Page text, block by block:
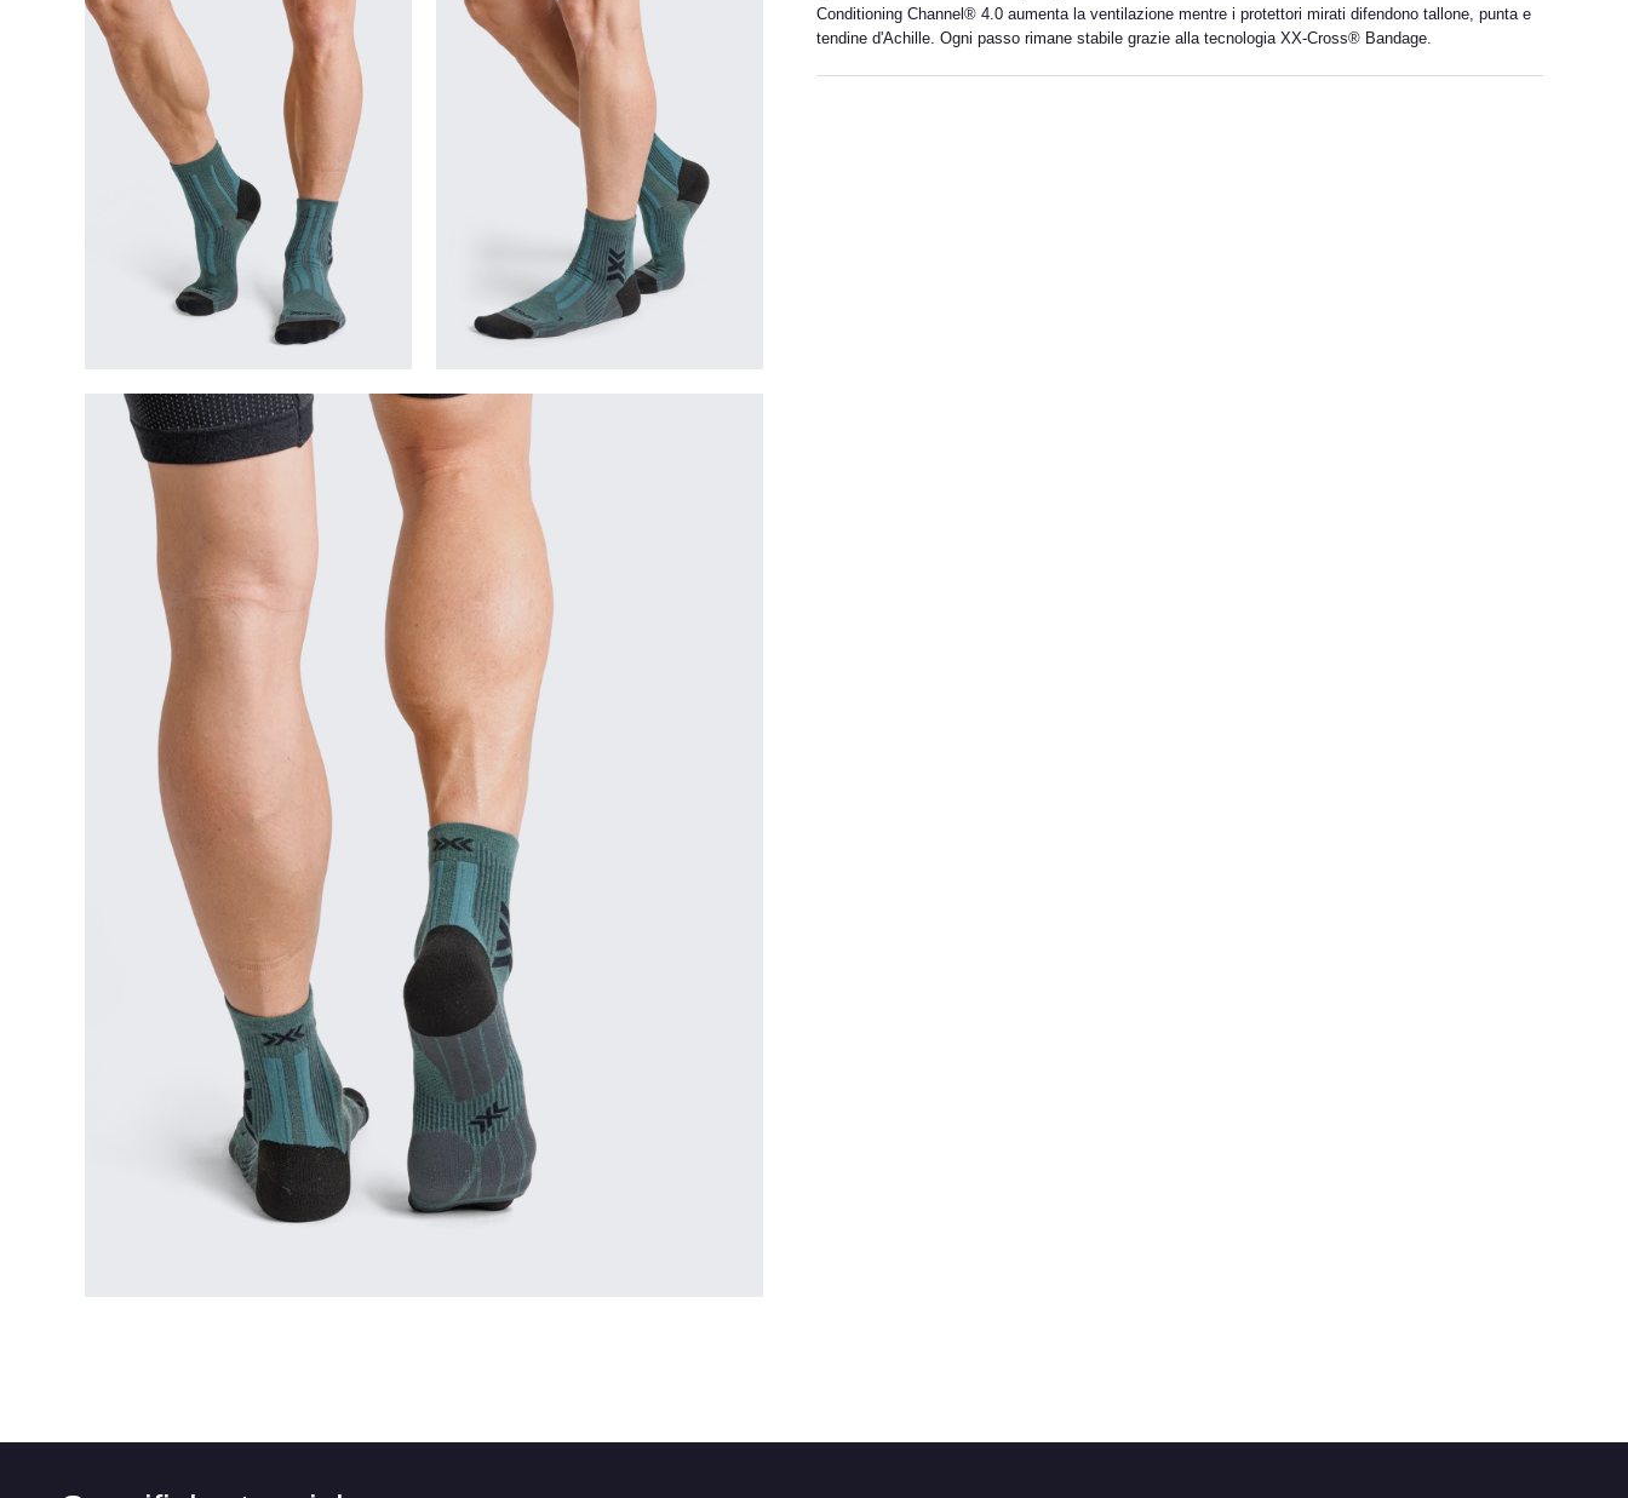
Conditioning Channel® 4.0 aumenta la ventilazione mentre i protettori mirati difendono tallone, punta e
tendine d'Achille. Ogni passo rimane stabile grazie alla tecnologia XX-Cross® Bandage.